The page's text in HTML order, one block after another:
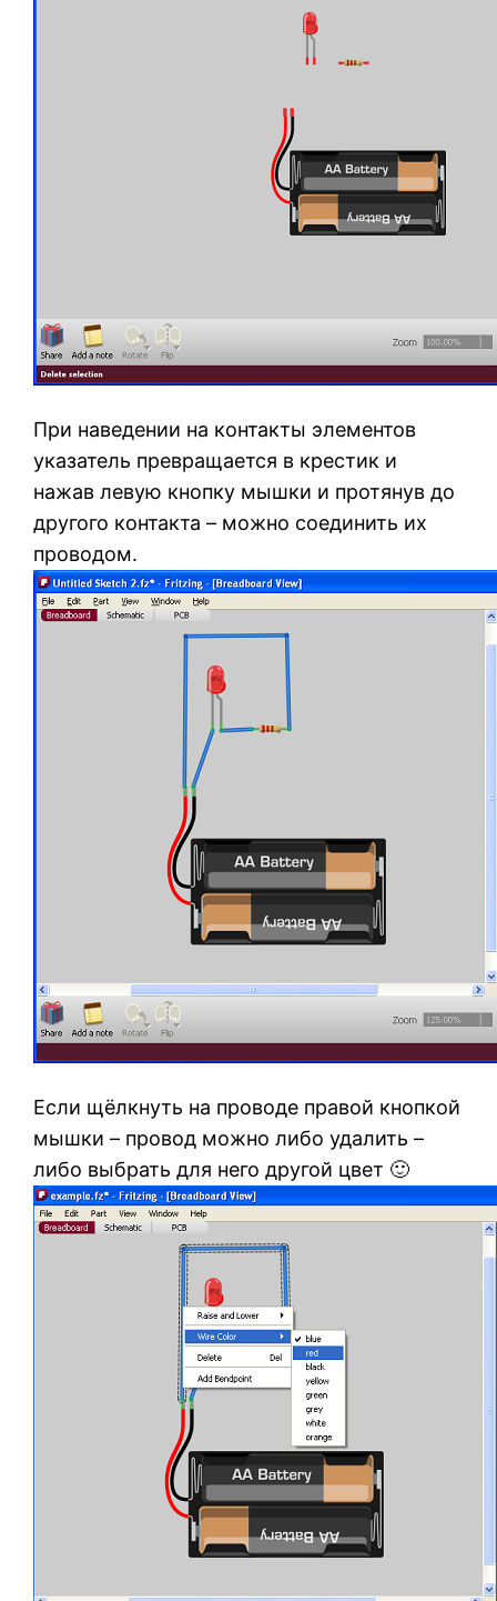
При наведении на контакты элементов
указатель превращается в крестик и
нажав левую кнопку мышки и протянув до
другого контакта – можно соединить их
проводом.
Если щёлкнуть на проводе правой кнопкой
мышки – провод можно либо удалить –
либо выбрать для него другой цвет 🙂